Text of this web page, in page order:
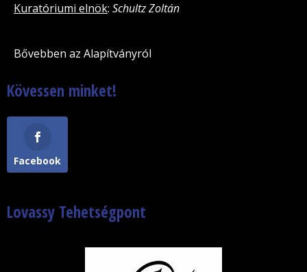
Kuratóriumi elnök: Schultz Zoltán
Bővebben az Alapítványról
Kövessen minket!
Facebook
Lovassy Tehetségpont